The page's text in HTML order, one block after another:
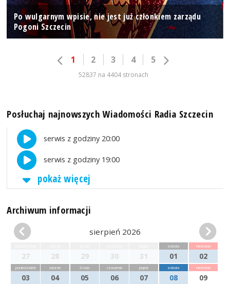
Po wulgarnym wpisie, nie jest już członkiem zarządu
Pogoni Szczecin
1 2 3 4 5
52837 na 4404 stronach
Posłuchaj najnowszych Wiadomości Radia Szczecin
serwis z godziny 20:00
serwis z godziny 19:00
pokaż więcej
Archiwum informacji
sierpień 2026
27 28 29 30 31
sobota
01
niedziela
02
poniedziałek
03
wtorek
04
środa
05
czwartek
06
piątek
07
sobota
08
niedziela
09